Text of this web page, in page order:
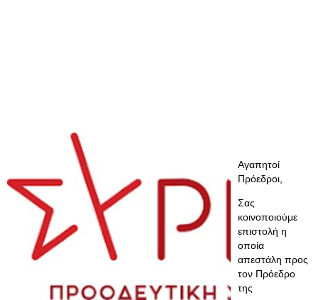
Αγαπητοί
Πρόεδροι,
Σας
κοινοποιούμε
επιστολή η
οποία
απεστάλη προς
τον Πρόεδρο
της